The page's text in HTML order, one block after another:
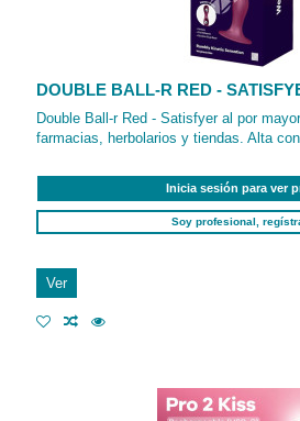
DOUBLE BALL-R RED -
Double Ball-r Red - Satisfyer al por
farmacias, herbolarios y tiendas. Alta con
Inicia sesión para ver
Soy profesional,
Ver